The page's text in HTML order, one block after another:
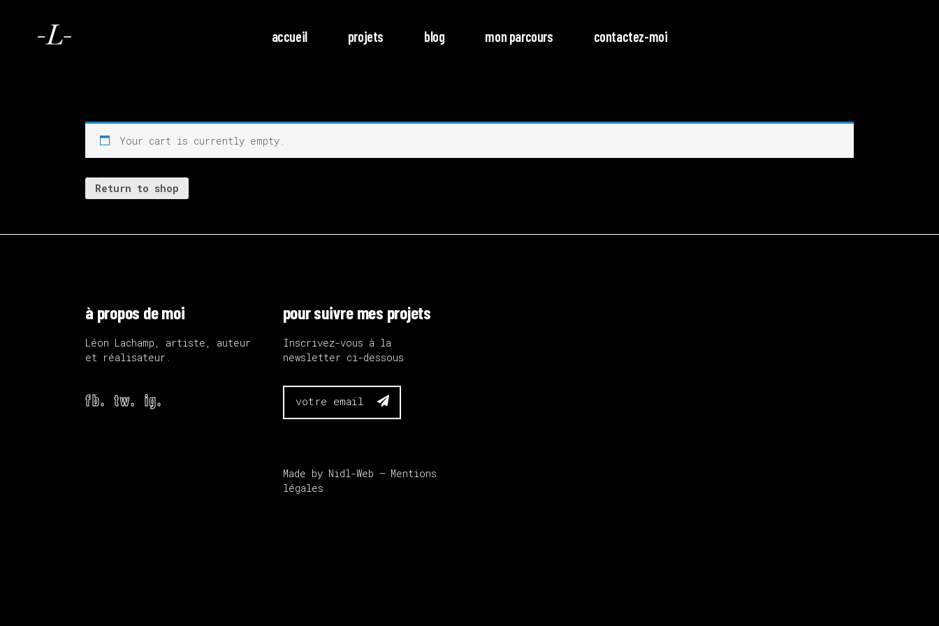
accueil projets blog mon parcours contactez-moi
Your cart is currently empty.
Return to shop
à propos de moi
Léon Lachamp, artiste, auteur
et réalisateur.
fb. tw. ig.
pour suivre mes projets
Inscrivez-vous à la
newsletter ci-dessous

Made by Nidl-Web – Mentions
légales